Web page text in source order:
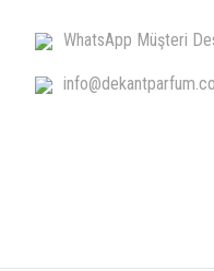
Christina Aguilera (2)
Clinique (3)
WhatsApp Müşteri